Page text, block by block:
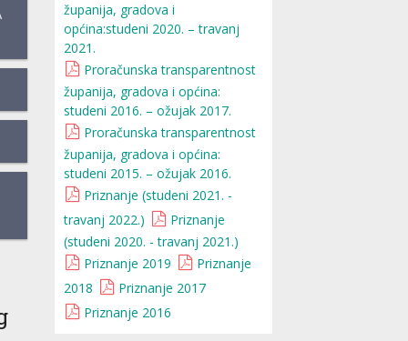
županija, gradova i
općina:studeni 2020. – travanj
2021.
Proračunska transparentnost
županija, gradova i općina:
studeni 2016. – ožujak 2017.
Proračunska transparentnost
županija, gradova i općina:
studeni 2015. – ožujak 2016.
Priznanje (studeni 2021. -
travanj 2022.)
Priznanje
(studeni 2020. - travanj 2021.)
Priznanje 2019
Priznanje
2018
Priznanje 2017
Priznanje 2016